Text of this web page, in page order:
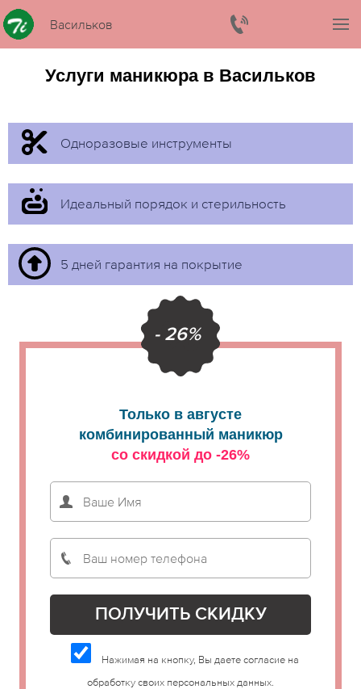
Васильков
Услуги маникюра в Васильков
Одноразовые инструменты
Идеальный порядок и стерильность
5 дней гарантия на покрытие
- 26%
Только в августе
комбинированный маникюр
со скидкой до -26%
Нажимая на кнопку, Вы даете согласие на
обработку своих персональных данных.